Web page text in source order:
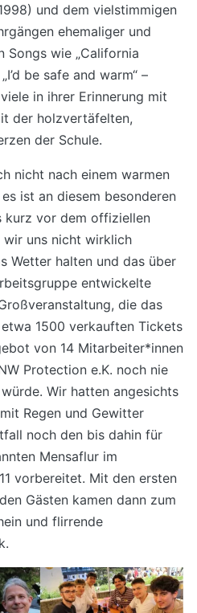
und dem vielstimmigen
ehemaliger und
Songs wie „California
be safe and warm“ –
in ihrer Erinnerung mit
der holzvertäfelten,
der Schule.
nicht nach einem warmen
ist an diesem besonderen
kurz vor dem offiziellen
wir uns nicht wirklich
Wetter halten und das über
entwickelte
die das
1500 verkauften Tickets
von 14 Mitarbeiter*innen
Protection e.K. noch nie
Wir hatten angesichts
Regen und Gewitter
noch den bis dahin für
Mensaflur im
vorbereitet. Mit den ersten
Gästen kamen dann zum
und flirrende